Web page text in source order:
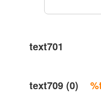
text701
text709 (0)